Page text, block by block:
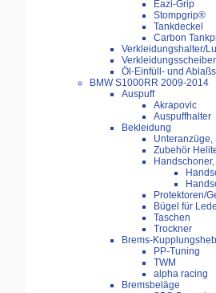
Eazi-Grip
Stompgrip®
Tankdeckel
Carbon
Verkleidungshalter/
Öl-Einfüll- und
BMW S1000RR 2009-2014
Auspuff
Akrapovic
Auspuffhalter
Bekleidung
Unteranzüge,
Zubehör
Protektoren/
Bügel für
Taschen
Trockner
Brems-
PP-Tuning
TWM
alpha racing
Bremsbeläge